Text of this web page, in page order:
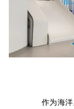
作为海